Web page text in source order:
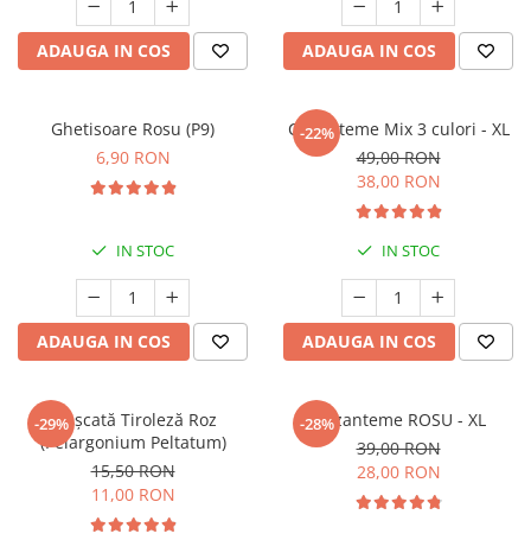
Bulbi de Echinacea
Bulbi de Frezie
Bulbi de Gaillardia (Kokarda)
Bulbi de Gladiole
Bulbi de Irisi - Stanjenel
Bulbi de Leucanthemum
Bulbi de Muscari
Bulbi de Narcise
Bulbi de Ranunculus
Bulbi de Zambile
Bulbi de Zantedeschia
Bulbi Sparaxis
Mixuri de Bulbi
Seminte de Flori
Păr - Pyrus communis
Smochini - Ficus carica
Zmeur - Rubus
ADAUGA IN COS ADAUGA IN COS
Ghetisoare Rosu (P9)
6,90 RON
IN STOC
ADAUGA IN COS
-22%
Crizanteme Mix 3 culori - XL
49,00 RON
38,00 RON
IN STOC
ADAUGA IN COS
-29%
Mușcată Tiroleză Roz
(Pelargonium Peltatum)
15,50 RON
11,00 RON
-28%
Crizanteme ROSU - XL
39,00 RON
28,00 RON